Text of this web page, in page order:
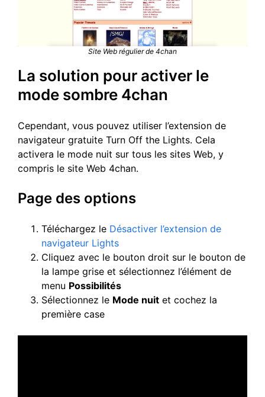
Site Web régulier de 4chan
La solution pour activer le
mode sombre 4chan
Cependant, vous pouvez utiliser l’extension de
navigateur gratuite Turn Off the Lights. Cela
activera le mode nuit sur tous les sites Web, y
compris le site Web 4chan.
Page des options
Téléchargez le Désactiver l’extension de
navigateur Lights
Cliquez avec le bouton droit sur le bouton de
la lampe grise et sélectionnez l’élément de
menu Possibilités
Sélectionnez le Mode nuit et cochez la
première case